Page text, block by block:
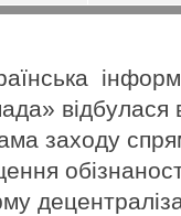
відбулася
заходу